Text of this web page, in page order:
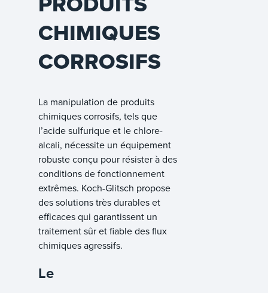
CHIMIQUES
CORROSIFS
La manipulation de produits
chimiques corrosifs, tels que
l’acide sulfurique et le chlore-
alcali, nécessite un équipement
robuste conçu pour résister à des
conditions de fonctionnement
extrêmes. Koch-Glitsch propose
des solutions très durables et
efficaces qui garantissent un
traitement sûr et fiable des flux
chimiques agressifs.
Le